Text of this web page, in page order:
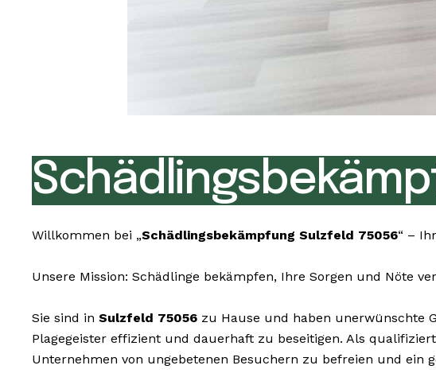
Willkommen bei „Schädlingsbekämpfung Sulzfeld 75056“ –
Unsere Mission: Schädlinge bekämpfen, Ihre Sorgen und Nöte
Sie sind in Sulzfeld 75056 zu Hause und haben unerwünschte
Plagegeister effizient und dauerhaft zu beseitigen. Als
Unternehmen von ungebetenen Besuchern zu befreien und ein